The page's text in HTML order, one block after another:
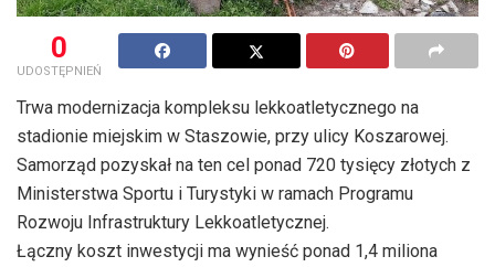
0
UDOSTĘPNIEŃ
Trwa modernizacja kompleksu lekkoatletycznego na
stadionie miejskim w Staszowie, przy ulicy Koszarowej.
Samorząd pozyskał na ten cel ponad 720 tysięcy złotych z
Ministerstwa Sportu i Turystyki w ramach Programu
Rozwoju Infrastruktury Lekkoatletycznej.
Łączny koszt inwestycji ma wynieść ponad 1,4 miliona